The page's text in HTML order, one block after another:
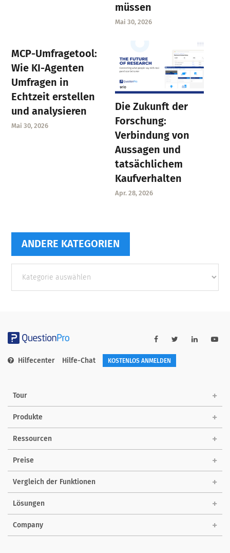
müssen
Mai 30, 2026
MCP-Umfragetool:
Wie KI-Agenten
Umfragen in
Echtzeit erstellen
und analysieren
Mai 30, 2026
Die Zukunft der
Forschung:
Verbindung von
Aussagen und
tatsächlichem
Kaufverhalten
Apr. 28, 2026
ANDERE KATEGORIEN
Kategorien
Hilfecenter Hilfe-Chat KOSTENLOS ANMELDEN
Tour
Produkte
Ressourcen
Preise
Vergleich der Funktionen
Lösungen
Company